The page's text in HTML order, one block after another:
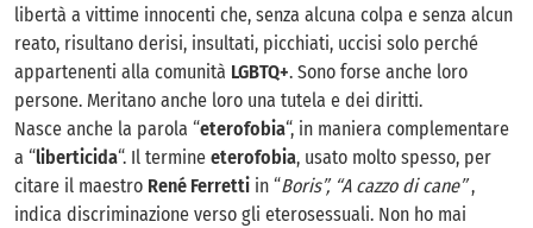
libertà a vittime innocenti che, senza alcuna colpa e senza alcun
reato, risultano derisi, insultati, picchiati, uccisi solo perché
appartenenti alla comunità LGBTQ+. Sono forse anche loro
persone. Meritano anche loro una tutela e dei diritti.
Nasce anche la parola “eterofobia“, in maniera complementare
a “liberticida“. Il termine eterofobia, usato molto spesso, per
citare il maestro René Ferretti in “Boris”, “A cazzo di cane”,
indica discriminazione verso gli eterosessuali. Non ho mai